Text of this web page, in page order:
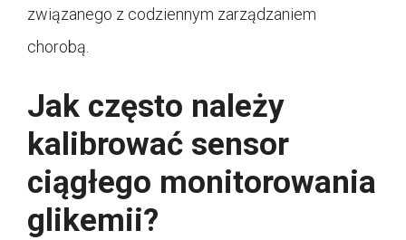
związanego z codziennym zarządzaniem
chorobą.
Jak często należy
kalibrować sensor
ciągłego monitorowania
glikemii?